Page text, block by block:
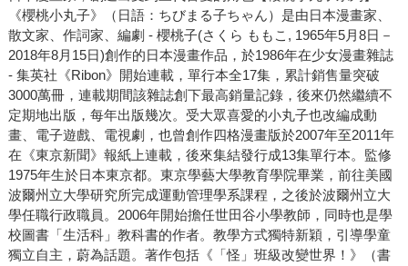
《櫻桃小丸子》（日語：ちびまる子ちゃん）是由日本漫畫家、
散文家、作詞家、編劇 - 櫻桃子(さくら ももこ, 1965年5月8日－
2018年8月15日)創作的日本漫畫作品，於1986年在少女漫畫雜誌
- 集英社《Ribon》開始連載，單行本全17集，累計銷售量突破
3000萬冊，連載期間該雜誌創下最高銷量記錄，後來仍然繼續不
定期地出版，每年出版幾次。受大眾喜愛的小丸子也改編成動
畫、電子遊戲、電視劇，也曾創作四格漫畫版於2007年至2011年
在《東京新聞》報紙上連載，後來集結發行成13集單行本。 監修
1975年生於日本東京都。東京學藝大學教育學院畢業，前往美國
波爾州立大學研究所完成運動管理學系課程，之後於波爾州立大
學任職行政職員。2006年開始擔任世田谷小學教師，同時也是學
校圖書「生活科」教科書的作者。教學方式獨特新穎，引導學童
獨立自主，蔚為話題。著作包括《「怪」班級改變世界！》（書